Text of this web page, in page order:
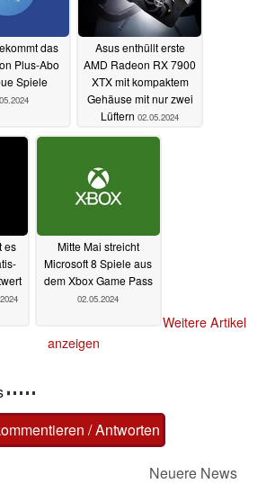
das
Plus-Abo
Spiele
Asus enthüllt erste
AMD Radeon RX 7900
XTX mit kompaktem
Gehäuse mit nur zwei
Lüftern 02.05.2024
es
Mitte Mai streicht
Microsoft 8 Spiele aus
dem Xbox Game Pass
02.05.2024
Weitere Artikel
anzeigen
/ Antworten
Neuere News